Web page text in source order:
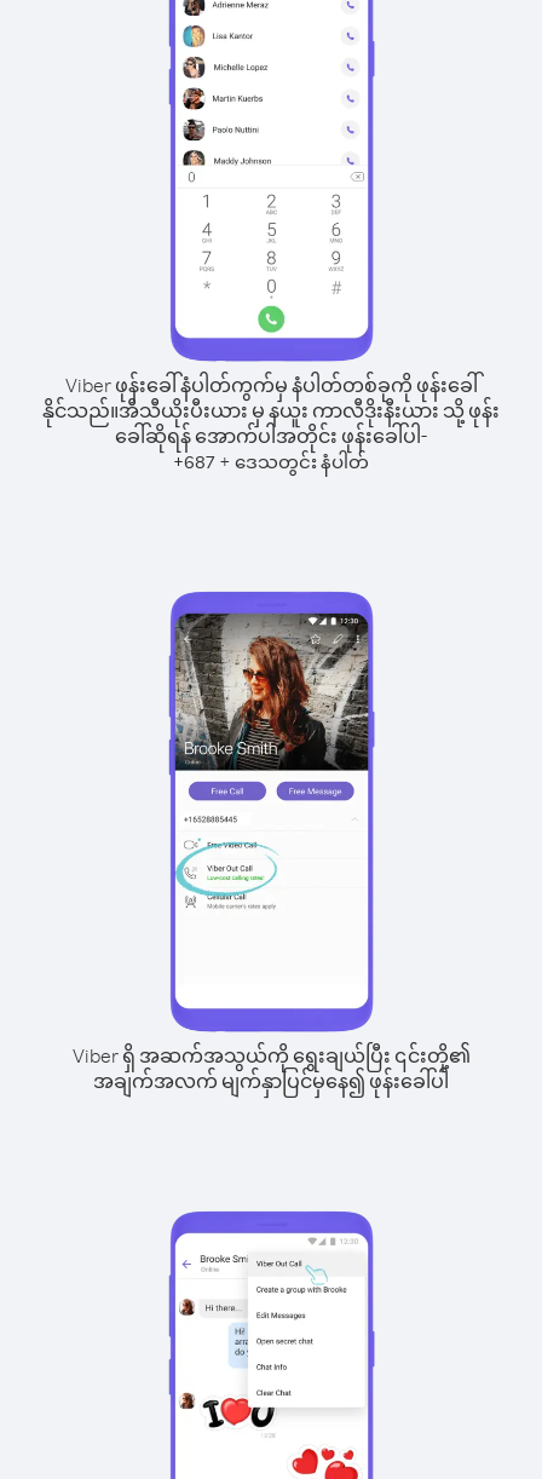
Viber ဖုန်းခေါ်နံပါတ်ကွက်မှ နံပါတ်တစ်ခုကို ဖုန်းခေါ်
နိုင်သည်။အီသီယိုးပီးယား မှ နယူး ကာလီဒိုးနီးယား သို့ ဖုန်း
ခေါ်ဆိုရန် အောက်ပါအတိုင်း ဖုန်းခေါ်ပါ-
+687 + ဒေသတွင်း နံပါတ်
Viber ရှိ အဆက်အသွယ်ကို ရွေးချယ်ပြီး ၎င်းတို့၏
အချက်အလက် မျက်နှာပြင်မှနေ၍ ဖုန်းခေါ်ပါ